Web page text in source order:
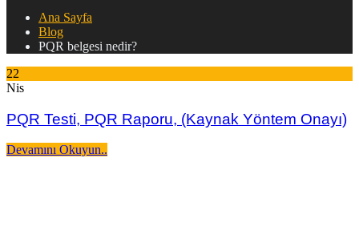
Ana Sayfa
Blog
PQR belgesi nedir?
22
Nis
PQR Testi, PQR Raporu, (Kaynak Yöntem Onayı)
Devamını Okuyun..